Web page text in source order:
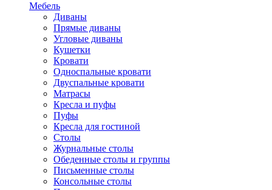
Мебель
Диваны
Прямые диваны
Угловые диваны
Кушетки
Кровати
Односпальные кровати
Двуспальные кровати
Матрасы
Кресла и пуфы
Пуфы
Кресла для гостиной
Столы
Журнальные столы
Обеденные столы и группы
Письменные столы
Консольные столы